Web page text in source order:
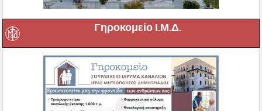
Γηροκομείο Ι.Μ.Δ.